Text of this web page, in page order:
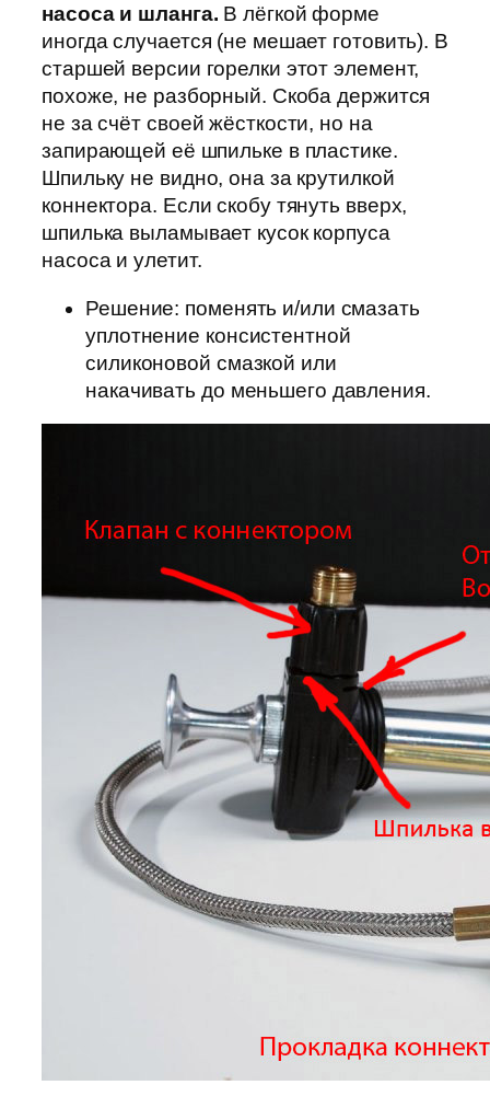
насоса и шланга. В лёгкой форме
иногда случается (не мешает готовить). В
старшей версии горелки этот элемент,
похоже, не разборный. Скоба держится
не за счёт своей жёсткости, но на
запирающей её шпильке в пластике.
Шпильку не видно, она за крутилкой
коннектора. Если скобу тянуть вверх,
шпилька выламывает кусок корпуса
насоса и улетит.
Решение: поменять и/или смазать
уплотнение консистентной
силиконовой смазкой или
накачивать до меньшего давления.